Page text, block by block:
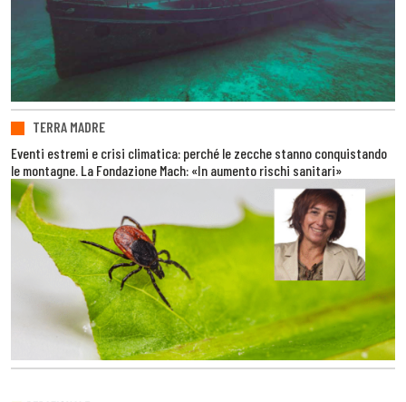
TERRA MADRE
Eventi estremi e crisi climatica: perché le zecche stanno conquistando
le montagne. La Fondazione Mach: «In aumento rischi sanitari»